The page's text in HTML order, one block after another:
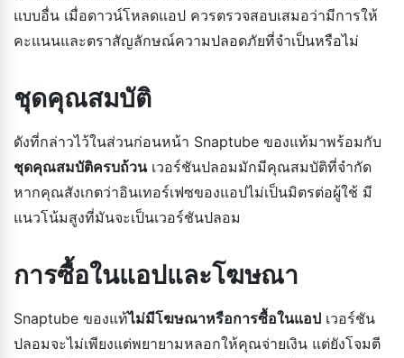
แบบอื่น เมื่อดาวน์โหลดแอป ควรตรวจสอบเสมอว่ามีการให้
คะแนนและตราสัญลักษณ์ความปลอดภัยที่จำเป็นหรือไม่
ชุดคุณสมบัติ
ดังที่กล่าวไว้ในส่วนก่อนหน้า Snaptube ของแท้มาพร้อมกับ
ชุดคุณสมบัติครบถ้วนเวอร์ชันปลอมมักมีคุณสมบัติที่จำกัด
หากคุณสังเกตว่าอินเทอร์เฟซของแอปไม่เป็นมิตรต่อผู้ใช้ มี
แนวโน้มสูงที่มันจะเป็นเวอร์ชันปลอม
การซื้อในแอปและโฆษณา
Snaptube ของแท้ไม่มีโฆษณาหรือการซื้อในแอป เวอร์ชัน
ปลอมจะไม่เพียงแต่พยายามหลอกให้คุณจ่ายเงิน แต่ยังโจมตี